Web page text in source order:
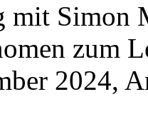
mit Simon
zum
2024,